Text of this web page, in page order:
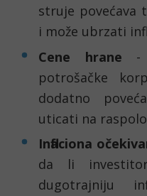
struje povećava
i može ubrzati
Cene hrane -
potrošačke
dodatno
uticati na
Inflaciona
da li
dugotrajniju